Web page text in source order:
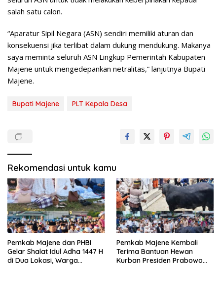
salah satu calon.
“Aparatur Sipil Negara (ASN) sendiri memiliki aturan dan
konsekuensi jika terlibat dalam dukung mendukung. Makanya
saya meminta seluruh ASN Lingkup Pemerintah Kabupaten
Majene untuk mengedepankan netralitas,” lanjutnya Bupati
Majene.
Bupati Majene PLT Kepala Desa
Rekomendasi untuk kamu
Pemkab Majene dan PHBI
Gelar Shalat Idul Adha 1447 H
di Dua Lokasi, Warga
Pemkab Majene Kembali
Terima Bantuan Hewan
Kurban Presiden Prabowo